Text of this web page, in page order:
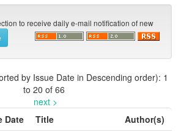
to receive daily e-mail notification of new
by Issue Date in Descending order): 1
to 20 of 66
next >
Date Title
Author(s)